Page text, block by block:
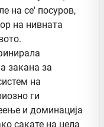
на се' посуров,
на нивната
закана за
на
ги
и доминација
сакате на цела